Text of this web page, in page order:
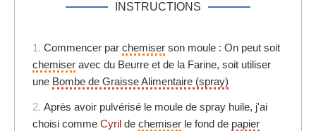
INSTRUCTIONS
1. Commencer par chemiser son moule : On peut soit
chemiser avec du Beurre et de la Farine, soit utiliser
une Bombe de Graisse Alimentaire (spray)
2. Après avoir pulvérisé le moule de spray huile, j'ai
choisi comme Cyril de chemiser le fond de papier